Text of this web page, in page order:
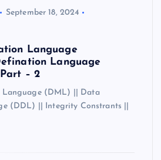
September 18, 2024
Language
Language
– 2
Language (DML) || Data
(DDL) || Integrity Constrants ||